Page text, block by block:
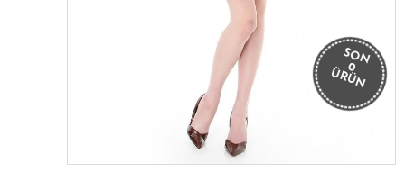
SON
0
ÜRÜN